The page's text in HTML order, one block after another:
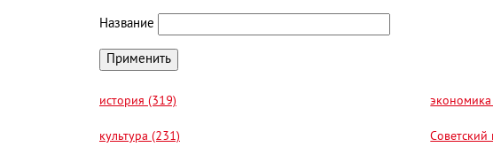
Название
история (319) экономика
культура (231) Советский